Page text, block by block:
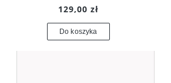
129,00 zł
Do koszyka